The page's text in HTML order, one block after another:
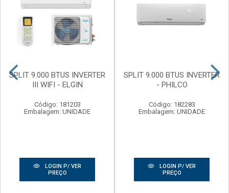
SPLIT 9.000 BTUS INVERTER
III WIFI - ELGIN
Código: 181203
Embalagem: UNIDADE
LOGIN P/ VER
PREÇO
SPLIT 9.000 BTUS INVERTER
- PHILCO
Código: 182283
Embalagem: UNIDADE
LOGIN P/ VER
PREÇO